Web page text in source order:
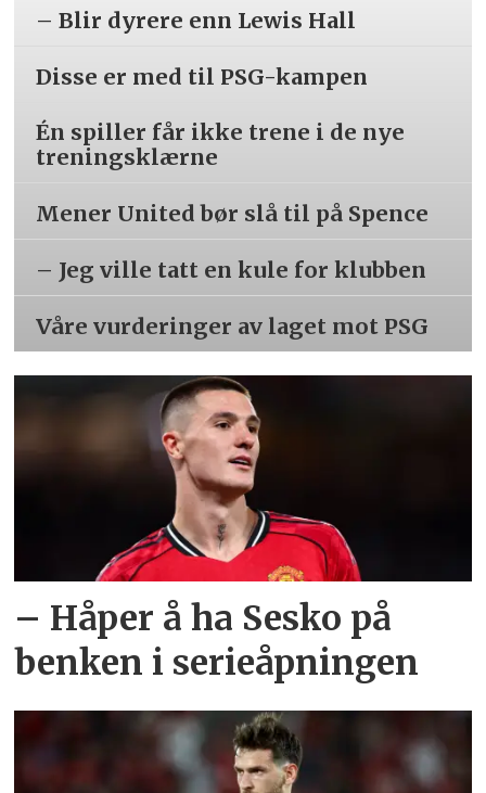
– Blir dyrere enn Lewis Hall
Disse er med til PSG-kampen
Én spiller får ikke trene i de nye
treningsklærne
Mener United bør slå til på Spence
– Jeg ville tatt en kule for klubben
Våre vurderinger av laget mot PSG
– Håper å ha Sesko på
benken i serieåpningen